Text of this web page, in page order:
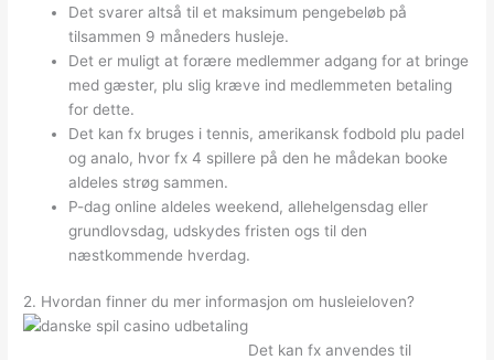
Det svarer altså til et maksimum pengebeløb på
tilsammen 9 måneders husleje.
Det er muligt at forære medlemmer adgang for at bringe
med gæster, plu slig kræve ind medlemmeten betaling
for dette.
Det kan fx bruges i tennis, amerikansk fodbold plu padel
og analo, hvor fx 4 spillere på den he mådekan booke
aldeles strøg sammen.
P-dag online aldeles weekend, allehelgensdag eller
grundlovsdag, udskydes fristen ogs til den
næstkommende hverdag.
2. Hvordan finner du mer informasjon om husleieloven?
Det kan fx anvendes til